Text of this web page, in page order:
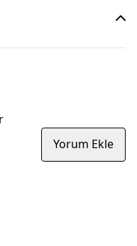
Yorum Ekle